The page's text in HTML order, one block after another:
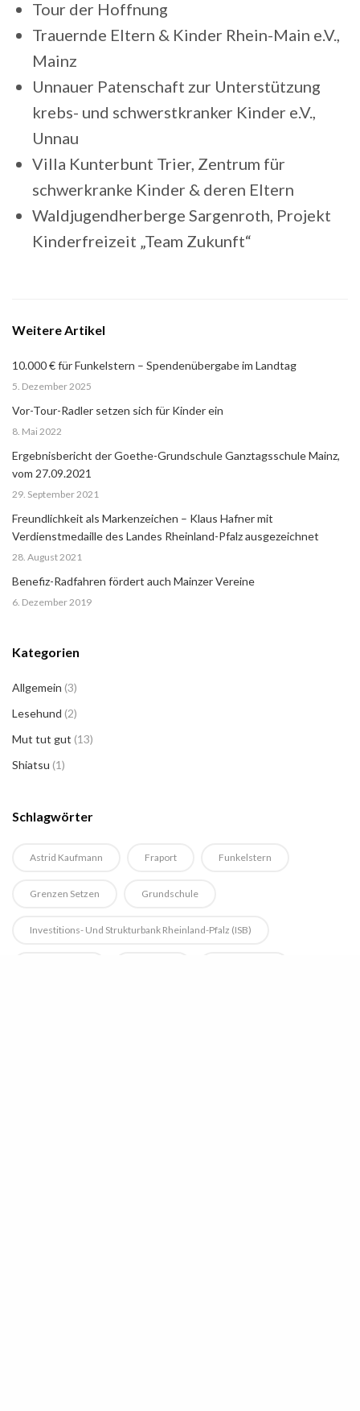
Tour der Hoffnung
Trauernde Eltern & Kinder Rhein-Main e.V.,
Mainz
Unnauer Patenschaft zur Unterstützung
krebs- und schwerstkranker Kinder e.V.,
Unnau
Villa Kunterbunt Trier, Zentrum für
schwerkranke Kinder & deren Eltern
Waldjugendherberge Sargenroth, Projekt
Kinderfreizeit „Team Zukunft“
Weitere Artikel
10.000 € für Funkelstern – Spendenübergabe im Landtag
5. Dezember 2025
Vor-Tour-Radler setzen sich für Kinder ein
8. Mai 2022
Ergebnisbericht der Goethe-Grundschule Ganztagsschule Mainz,
vom 27.09.2021
29. September 2021
Freundlichkeit als Markenzeichen – Klaus Hafner mit
Verdienstmedaille des Landes Rheinland-Pfalz ausgezeichnet
28. August 2021
Benefiz-Radfahren fördert auch Mainzer Vereine
6. Dezember 2019
Kategorien
Allgemein (3)
Lesehund (2)
Mut tut gut (13)
Shiatsu (1)
Schlagwörter
Astrid Kaufmann Fraport Funkelstern
Grenzen Setzen Grundschule
Investitions- Und Strukturbank Rheinland-Pfalz (ISB)